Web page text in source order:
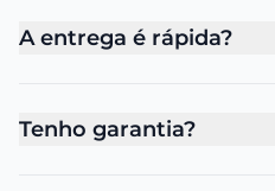
A entrega é rápida?
Tenho garantia?